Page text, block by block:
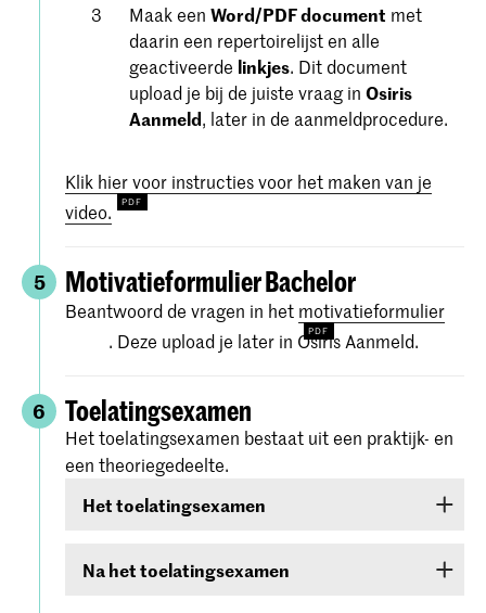
Maak eenWord/PDF document met
daarin een repertoirelijst en alle
geactiveerde linkjes. Dit document
upload je bij de juiste vraag inOsiris
Aanmeld, later in de aanmeldprocedure.
Klik hier voor instructies voor het maken van je
video.
5 Motivatieformulier Bachelor
Beantwoord de vragen in het motivatieformulier
. Deze upload je later in Osiris Aanmeld.
6 Toelatingsexamen
Het toelatingsexamen bestaat uit een praktijk- en
een theoriegedeelte.
Het toelatingsexamen
Na het toelatingsexamen